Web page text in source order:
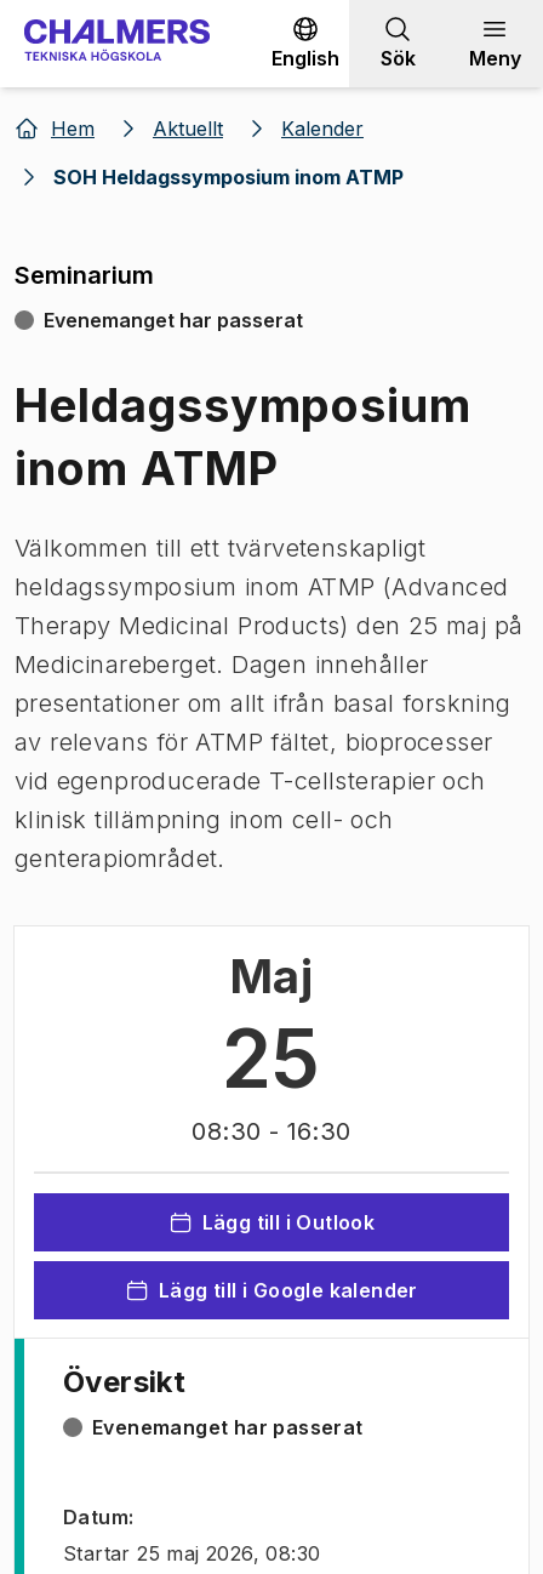
Gå till innehållet
English Sök Meny
Hem Aktuellt
Kalender
SOH Heldagssymposium inom ATMP
Seminarium
Evenemanget har passerat
Heldagssymposium
inom ATMP
Välkommen till ett tvärvetenskapligt
heldagssymposium inom ATMP (Advanced
Therapy Medicinal Products) den 25 maj på
Medicinareberget. Dagen innehåller
presentationer om allt ifrån basal forskning
av relevans för ATMP fältet, bioprocesser
vid egenproducerade T-cellsterapier och
klinisk tillämpning inom cell- och
genterapiområdet.
Maj
25
08:30 - 16:30
Lägg till i Outlook
Lägg till i Google kalender
Översikt
Evenemanget har passerat
Datum:
Startar 25 maj 2026, 08:30